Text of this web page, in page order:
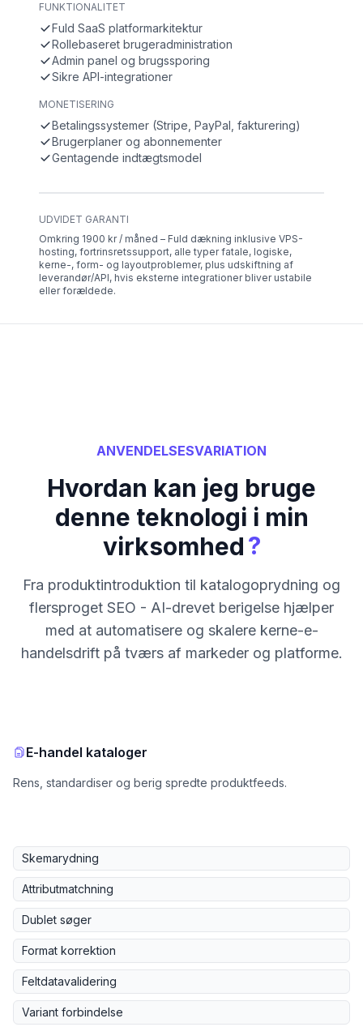
FUNKTIONALITET
Fuld SaaS platformarkitektur
Rollebaseret brugeradministration
Admin panel og brugssporing
Sikre API-integrationer
MONETISERING
Betalingssystemer (Stripe, PayPal, fakturering)
Brugerplaner og abonnementer
Gentagende indtægtsmodel
UDVIDET GARANTI
Omkring 1900 kr / måned – Fuld dækning inklusive VPS-
hosting, fortrinsretssupport, alle typer fatale, logiske,
kerne-, form- og layoutproblemer, plus udskiftning af
leverandør/API, hvis eksterne integrationer bliver ustabile
eller forældede.
ANVENDELSESVARIATION
Hvordan kan jeg bruge
denne teknologi i min
virksomhed?
Fra produktintroduktion til katalogoprydning og
flersproget SEO - AI-drevet berigelse hjælper
med at automatisere og skalere kerne-e-
handelsdrift på tværs af markeder og platforme.
E-handel kataloger
Rens, standardiser og berig spredte produktfeeds.
Skemarydning
Attributmatchning
Dublet søger
Format korrektion
Feltdatavalidering
Variant forbindelse